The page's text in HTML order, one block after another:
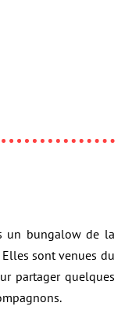
un bungalow de la
sont venues du
partager quelques